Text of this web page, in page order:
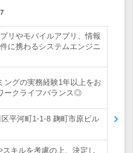
リやモバイルアプリ、情報
に携わるシステムエンジニ
ングの実務経験1年以上をお
ークライフバランス◎
平河町1-1-8 麹町市原ビル
キルを考慮の上、決定し